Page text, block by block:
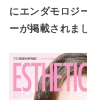
にエンダモロジ
ーが掲載されま